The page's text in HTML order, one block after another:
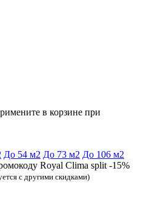
в корзине при
До 54 м2 До 73 м2 До 106 м2
Royal Clima split -15%
с другими скидками)